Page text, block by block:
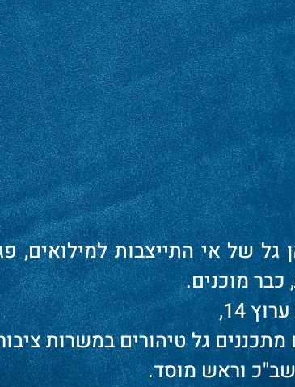
גל של אי התייצבות למילואים,
כבר מוכנים.
14,
גל טיהורים במשרות
וראש מוסד.